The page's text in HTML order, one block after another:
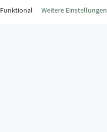
Funktional Weitere Einstellungen